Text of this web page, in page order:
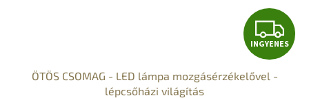
I
N
INGYENES
ÖTÖS CSOMAG - LED lámpa mozgásérzékelővel -
lépcsőházi világítás